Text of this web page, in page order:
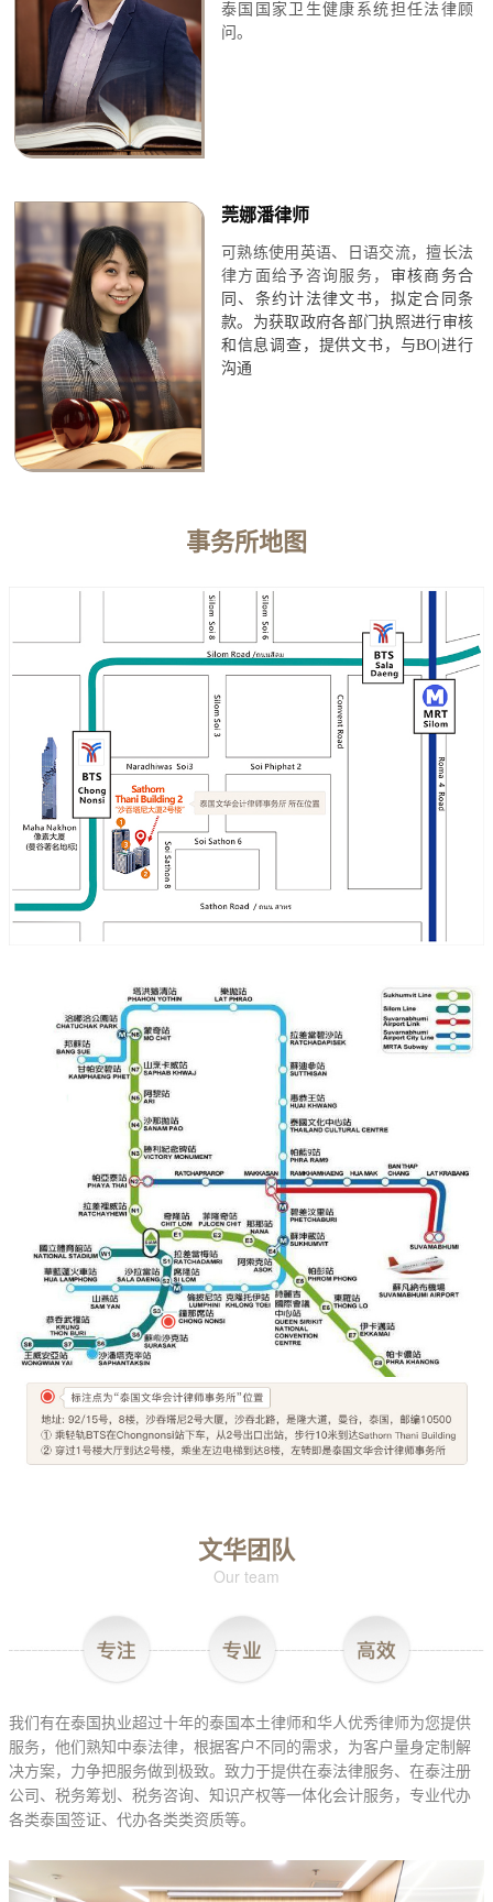
泰国国家卫生健康系统担任法律顾
问 。
莞娜潘律师
可熟练使用英语、日语交流，擅长法
律方面给予咨询服务， 审核商务合
同、条约计法律文书， 拟定合同条
款。 为获取政府各部门执照进行审核
和信息调查， 提供文书，与BO|进行
沟通
事务所地图
文华团队
Our team
我们有在泰国执业超过十年的泰国本土律师和华人优秀律师为您提供
服务，他们熟知中泰法律，根据客户不同的需求，为客户量身定制解
决方案，力争把服务做到极致。致力于提供在泰法律服务、在泰注册
公司、税务筹划、税务咨询、知识产权等一体化会计服务，专业代办
各类泰国签证、代办各类类资质等。